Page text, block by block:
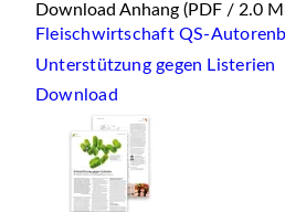
Download Anhang (PDF / 2.0
Fleischwirtschaft QS-
Unterstützung gegen Listerien
Download